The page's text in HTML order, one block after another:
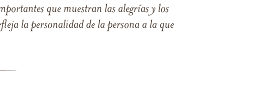
que muestran las alegrías y los
la personalidad de la persona a la que